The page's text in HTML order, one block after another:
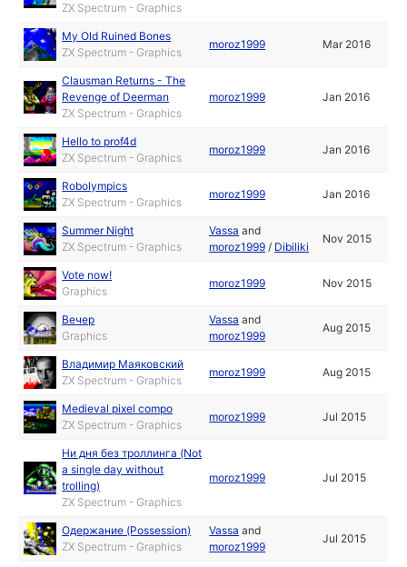
ZX Spectrum - Graphics
My Old Ruined Bones
ZX Spectrum - Graphics
moroz1999 Mar 2016
Clausman Returns - The
Revenge of Deerman
ZX Spectrum - Graphics
moroz1999 Jan 2016
Hello to prof4d
ZX Spectrum - Graphics
moroz1999 Jan 2016
Robolympics
ZX Spectrum - Graphics
moroz1999 Jan 2016
Summer Night
ZX Spectrum - Graphics
Vassa and
moroz1999 / Dibiliki
Nov 2015
Vote now!
Graphics
moroz1999 Nov 2015
Вечер
Graphics
Vassa and
moroz1999
Aug 2015
Владимир Маяковский
ZX Spectrum - Graphics
moroz1999 Aug 2015
Medieval pixel compo
ZX Spectrum - Graphics
moroz1999 Jul 2015
Ни дня без троллинга (Not
a single day without
trolling)
ZX Spectrum - Graphics
moroz1999 Jul 2015
Одержание (Possession)
ZX Spectrum - Graphics
Vassa and
moroz1999
Jul 2015